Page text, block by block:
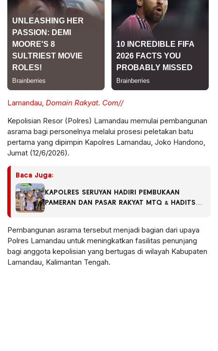
Lamandau, Domain Rakyat. Com//
Kepolisian Resor (Polres) Lamandau memulai pembangunan
asrama bagi personelnya melalui prosesi peletakan batu
pertama yang dipimpin Kapolres Lamandau, Joko Handono,
Jumat (12/6/2026).
Baca Juga:
KAPOLRES SERUYAN HADIRI PEMBUKAAN
PAMERAN DAN PASAR RAKYAT MTQ & HADITS
Pembangunan asrama tersebut menjadi bagian dari upaya
Polres Lamandau untuk meningkatkan fasilitas penunjang
bagi anggota kepolisian yang bertugas di wilayah Kabupaten
Lamandau, Kalimantan Tengah.